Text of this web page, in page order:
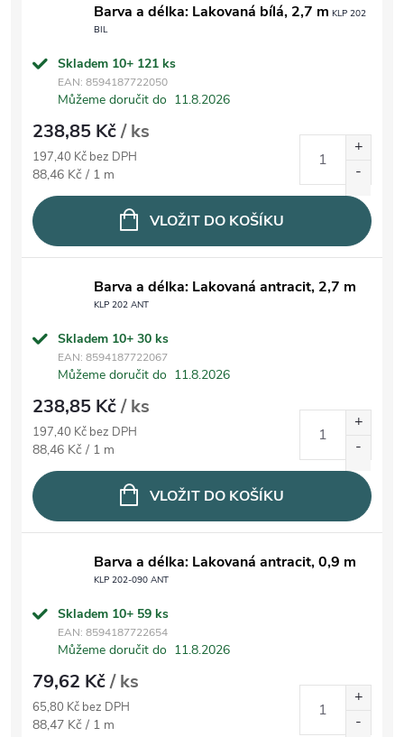
Barva a délka: Lakovaná bílá, 2,7 m KLP 202
BIL
Skladem 10+ 121 ks
EAN: 8594187722050
Můžeme doručit do 11.8.2026
238,85 Kč/ ks
197,40 Kč bez DPH
Měrná cena:
88,46 Kč / 1 m
VLOŽIT DO KOŠÍKU
Barva a délka: Lakovaná antracit, 2,7 m
KLP 202 ANT
Skladem 10+ 30 ks
EAN: 8594187722067
Můžeme doručit do 11.8.2026
238,85 Kč/ ks
197,40 Kč bez DPH
Měrná cena:
88,46 Kč / 1 m
VLOŽIT DO KOŠÍKU
Barva a délka: Lakovaná antracit, 0,9 m
KLP 202-090 ANT
Skladem 10+ 59 ks
EAN: 8594187722654
Můžeme doručit do 11.8.2026
79,62 Kč/ ks
65,80 Kč bez DPH
Měrná cena:
88,47 Kč / 1 m